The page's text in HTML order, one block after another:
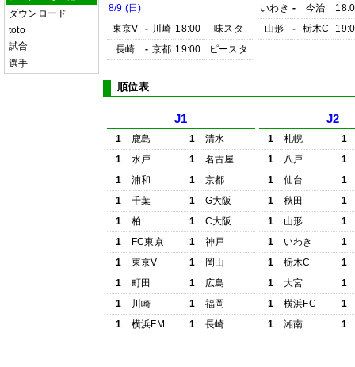
ダウンロード
toto
試合
選手
8/9 (日)
東京V
- 川崎 18:00
味スタ
長崎
- 京都 19:00 ピースタ
いわき - 今治
山形
- 栃木C
順位表
J1
1 鹿島 1
清水
1
水戸 1
名古屋
1
浦和 1
京都
1
千葉 1
G大阪
1
柏 1
C大阪
1
FC東京 1
神戸
1
東京V 1
岡山
1
町田 1
広島
1
川崎 1
福岡
1
横浜FM 1 長崎
J2
1 札幌
1
1
八戸
1
1
仙台
1
1
秋田
1
1
山形
1
1
いわき
1
1
栃木C
1
1
大宮
1
1
横浜FC
1
1
湘南 1